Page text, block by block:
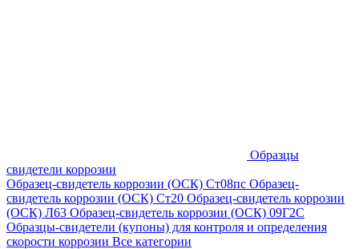
Образцы
свидетели коррозии
Образец-свидетель коррозии (ОСК) Ст08пс Образец-
свидетель коррозии (ОСК) Ст20 Образец-свидетель коррозии
(ОСК) Л63 Образец-свидетель коррозии (ОСК) 09Г2С
Образцы-свидетели (купоны) для контроля и определения
скорости коррозии Все категории